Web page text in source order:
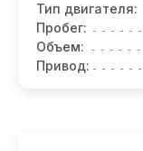
Тип двигателя:
Пробег:
Объем:
Привод: